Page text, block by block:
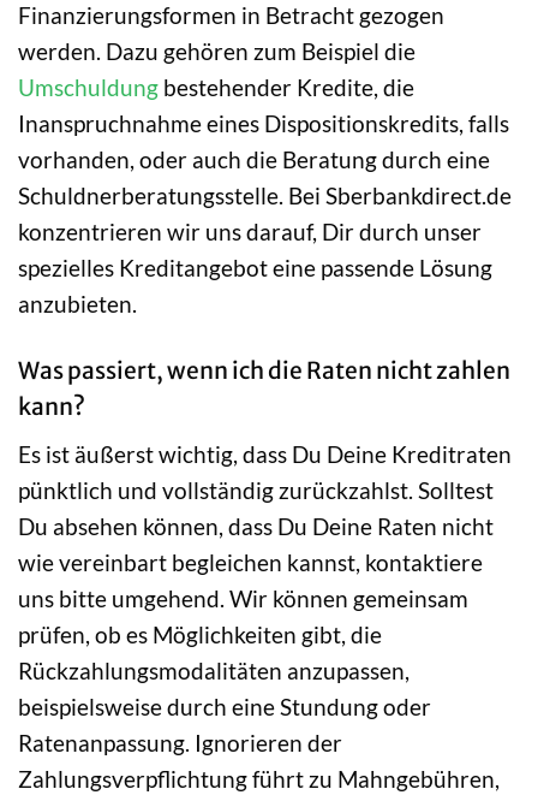
Finanzierungsformen in Betracht gezogen
werden. Dazu gehören zum Beispiel die
Umschuldung bestehender Kredite, die
Inanspruchnahme eines Dispositionskredits, falls
vorhanden, oder auch die Beratung durch eine
Schuldnerberatungsstelle. Bei Sberbankdirect.de
konzentrieren wir uns darauf, Dir durch unser
spezielles Kreditangebot eine passende Lösung
anzubieten.
Was passiert, wenn ich die Raten nicht zahlen
kann?
Es ist äußerst wichtig, dass Du Deine Kreditraten
pünktlich und vollständig zurückzahlst. Solltest
Du absehen können, dass Du Deine Raten nicht
wie vereinbart begleichen kannst, kontaktiere
uns bitte umgehend. Wir können gemeinsam
prüfen, ob es Möglichkeiten gibt, die
Rückzahlungsmodalitäten anzupassen,
beispielsweise durch eine Stundung oder
Ratenanpassung. Ignorieren der
Zahlungsverpflichtung führt zu Mahngebühren,